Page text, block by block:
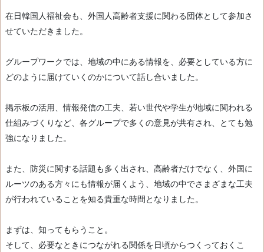
在日韓国人福祉会も、外国人高齢者支援に関わる団体として参加さ
せていただきました。
グループワークでは、地域の中にある情報を、必要としている方に
どのように届けていくのかについて話し合いました。
掲示板の活用、情報発信の工夫、若い世代や学生が地域に関われる
仕組みづくりなど、各グループで多くの意見が共有され、とても勉
強になりました。
また、防災に関する話題も多く出され、高齢者だけでなく、外国に
ルーツのある方々にも情報が届くよう、地域の中でさまざまな工夫
が行われていることを知る貴重な時間となりました。
まずは、知ってもらうこと。
そして、必要なときにつながれる関係を日頃からつくっておくこ